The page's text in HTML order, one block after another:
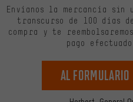
Envíanos la mercancía
transcurso de 100 días
compra y te
pago efectuado.
Al formulario